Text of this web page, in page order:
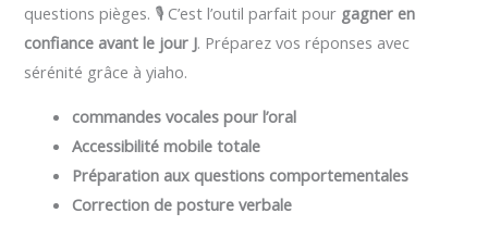
questions pièges. 🎙️ C’est l’outil parfait pour gagner en
confiance avant le jour J. Préparez vos réponses avec
sérénité grâce à yiaho.
commandes vocales pour l’oral
Accessibilité mobile totale
Préparation aux questions comportementales
Correction de posture verbale